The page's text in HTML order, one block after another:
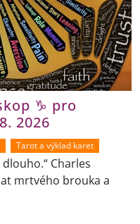
♑ pro
2026
Tarot a výklad karet
Charles
mrtvého brouka a